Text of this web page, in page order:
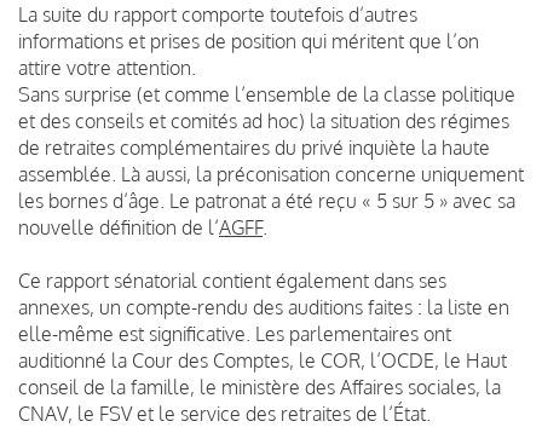
La suite du rapport comporte toutefois d’autres
informations et prises de position qui méritent que l’on
attire votre attention.
Sans surprise (et comme l’ensemble de la classe politique
et des conseils et comités ad hoc) la situation des régimes
de retraites complémentaires du privé inquiète la haute
assemblée. Là aussi, la préconisation concerne uniquement
les bornes d’âge. Le patronat a été reçu « 5 sur 5 » avec sa
nouvelle définition de l’AGFF.
Ce rapport sénatorial contient également dans ses
annexes, un compte-rendu des auditions faites : la liste en
elle-même est significative. Les parlementaires ont
auditionné la Cour des Comptes, le COR, l’OCDE, le Haut
conseil de la famille, le ministère des Affaires sociales, la
CNAV, le FSV et le service des retraites de l’État.